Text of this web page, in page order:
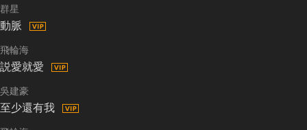
群星
動脈
飛輪海
説愛就愛
吳建豪
至少還有我